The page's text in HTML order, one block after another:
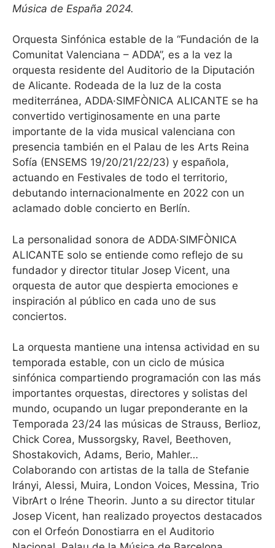
Música de España 2024.
Orquesta Sinfónica estable de la “Fundación de la
Comunitat Valenciana – ADDA”, es a la vez la
orquesta residente del Auditorio de la Diputación
de Alicante. Rodeada de la luz de la costa
mediterránea, ADDA·SIMFÒNICA ALICANTE se ha
convertido vertiginosamente en una parte
importante de la vida musical valenciana con
presencia también en el Palau de les Arts Reina
Sofía (ENSEMS 19/20/21/22/23) y española,
actuando en Festivales de todo el territorio,
debutando internacionalmente en 2022 con un
aclamado doble concierto en Berlín.
La personalidad sonora de ADDA·SIMFÒNICA
ALICANTE solo se entiende como reflejo de su
fundador y director titular Josep Vicent, una
orquesta de autor que despierta emociones e
inspiración al público en cada uno de sus
conciertos.
La orquesta mantiene una intensa actividad en su
temporada estable, con un ciclo de música
sinfónica compartiendo programación con las más
importantes orquestas, directores y solistas del
mundo, ocupando un lugar preponderante en la
Temporada 23/24 las músicas de Strauss, Berlioz,
Chick Corea, Mussorgsky, Ravel, Beethoven,
Shostakovich, Adams, Berio, Mahler…
Colaborando con artistas de la talla de Stefanie
Irányi, Alessi, Muira, London Voices, Messina, Trio
VibrArt o Iréne Theorin. Junto a su director titular
Josep Vicent, han realizado proyectos destacados
con el Orfeón Donostiarra en el Auditorio